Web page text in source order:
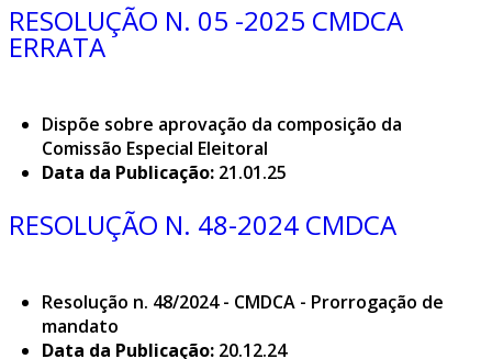
RESOLUÇÃO N. 05 -2025 CMDCA
ERRATA
Dispõe sobre aprovação da composição da
Comissão Especial Eleitoral
Data da Publicação: 21.01.25
RESOLUÇÃO N. 48-2024 CMDCA
Resolução n. 48/2024 - CMDCA - Prorrogação de
mandato
Data da Publicação: 20.12.24